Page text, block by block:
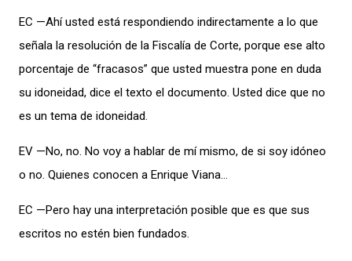
EC —Ahí usted está respondiendo indirectamente a lo que
señala la resolución de la Fiscalía de Corte, porque ese alto
porcentaje de “fracasos” que usted muestra pone en duda
su idoneidad, dice el texto el documento. Usted dice que no
es un tema de idoneidad.
EV —No, no. No voy a hablar de mí mismo, de si soy idóneo
o no. Quienes conocen a Enrique Viana…
EC —Pero hay una interpretación posible que es que sus
escritos no estén bien fundados.